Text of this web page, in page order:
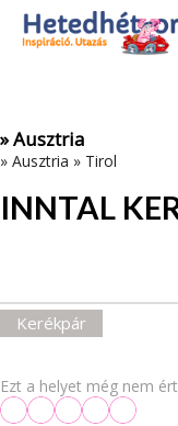
Az oldal sütiket
Adatvédelmi
» Ausztria
» Ausztria » Tirol
INNTAL
Kerékpár
Ezt a helyet még nem